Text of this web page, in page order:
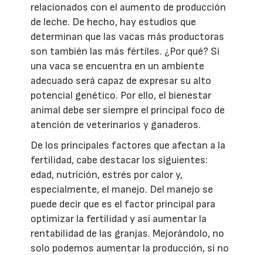
relacionados con el aumento de producción
de leche. De hecho, hay estudios que
determinan que las vacas más productoras
son también las más fértiles. ¿Por qué? Si
una vaca se encuentra en un ambiente
adecuado será capaz de expresar su alto
potencial genético. Por ello, el bienestar
animal debe ser siempre el principal foco de
atención de veterinarios y ganaderos.
De los principales factores que afectan a la
fertilidad, cabe destacar los siguientes:
edad, nutrición, estrés por calor y,
especialmente, el manejo. Del manejo se
puede decir que es el factor principal para
optimizar la fertilidad y así aumentar la
rentabilidad de las granjas. Mejorándolo, no
solo podemos aumentar la producción, si no